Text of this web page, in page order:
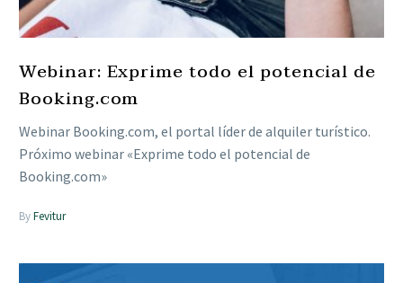
Webinar: Exprime todo el potencial de
Booking.com
Webinar Booking.com, el portal líder de alquiler turístico.
Próximo webinar «Exprime todo el potencial de
Booking.com»
ByFevitur